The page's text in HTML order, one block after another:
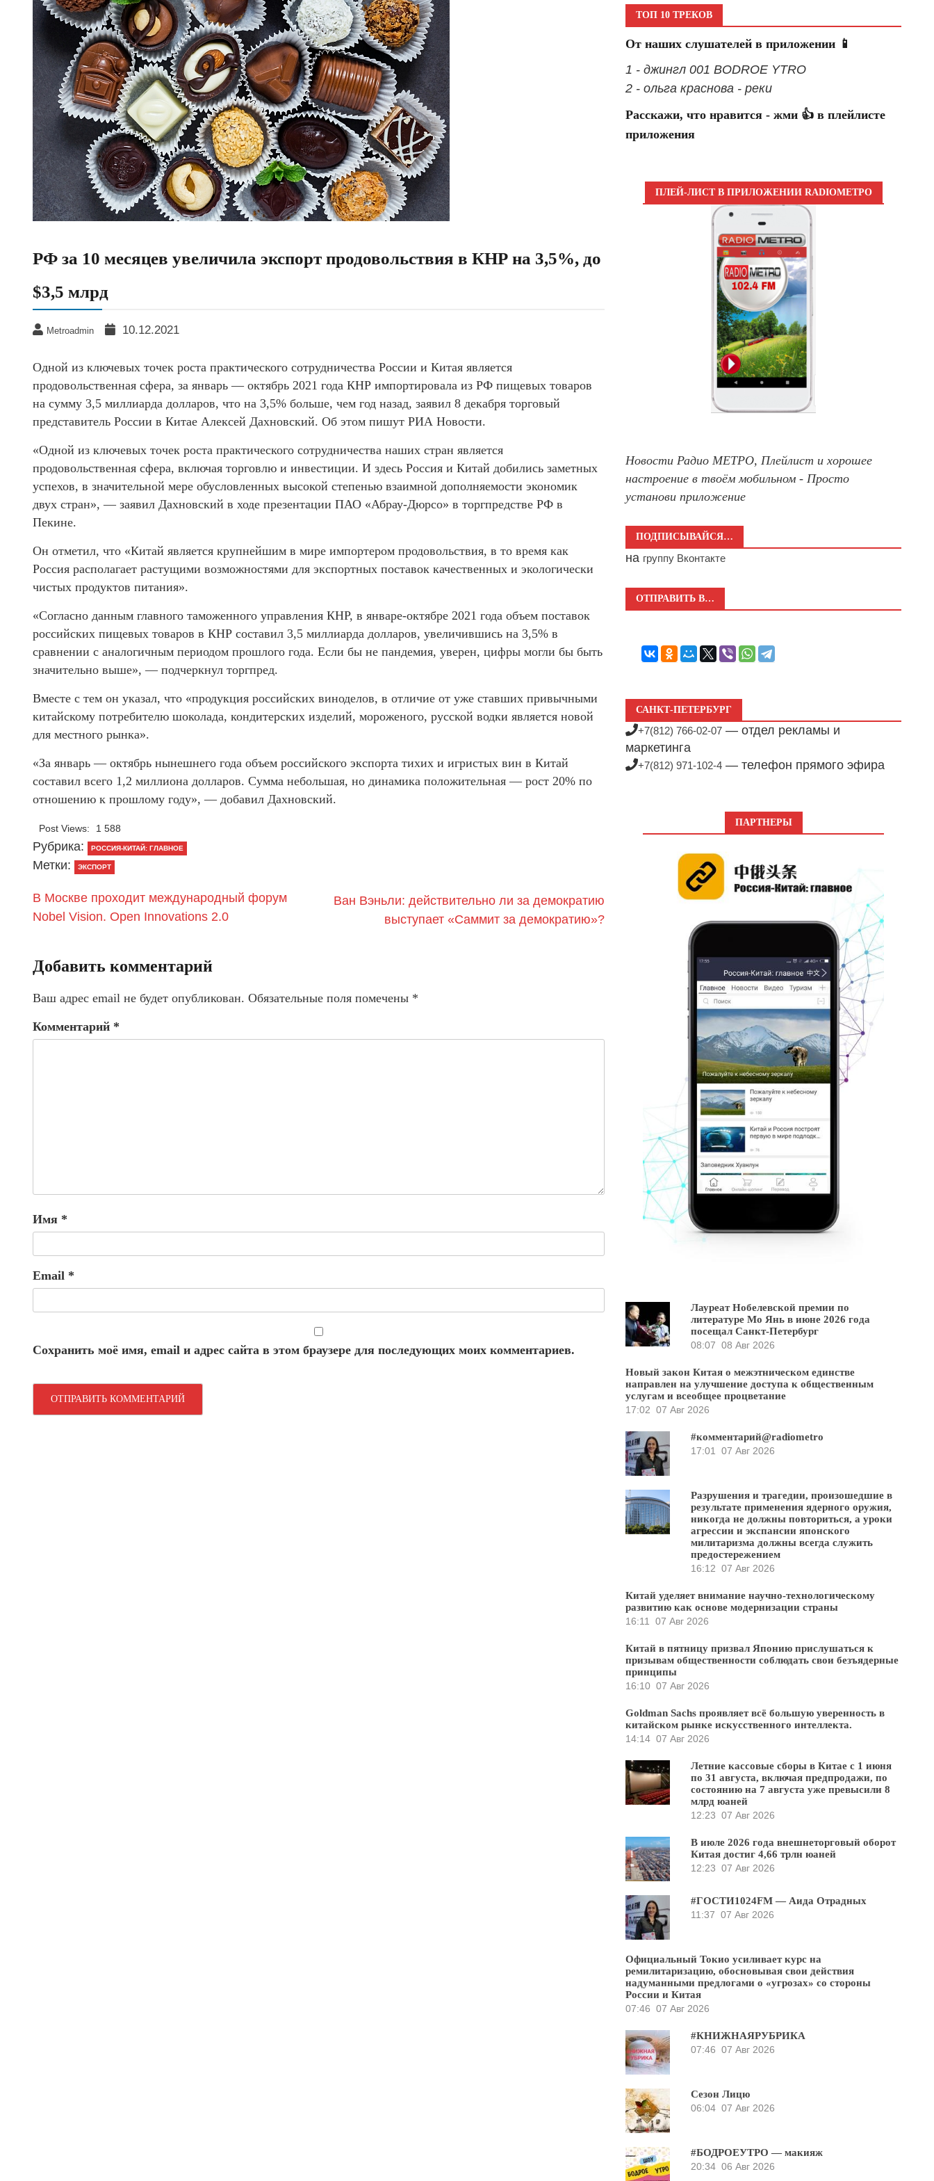
РФ за 10 месяцев увеличила экспорт продовольствия в КНР на 3,5%, до
$3,5 млрд
Metroadmin 10.12.2021
Одной из ключевых точек роста практического сотрудничества России и Китая является
продовольственная сфера, за январь — октябрь 2021 года КНР импортировала из РФ пищевых товаров
на сумму 3,5 миллиарда долларов, что на 3,5% больше, чем год назад, заявил 8 декабря торговый
представитель России в Китае Алексей Дахновский. Об этом пишут РИА Новости.
«Одной из ключевых точек роста практического сотрудничества наших стран является
продовольственная сфера, включая торговлю и инвестиции. И здесь Россия и Китай добились заметных
успехов, в значительной мере обусловленных высокой степенью взаимной дополняемости экономик
двух стран», — заявил Дахновский в ходе презентации ПАО «Абрау-Дюрсо» в торгпредстве РФ в
Пекине.
Он отметил, что «Китай является крупнейшим в мире импортером продовольствия, в то время как
Россия располагает растущими возможностями для экспортных поставок качественных и экологически
чистых продуктов питания».
«Согласно данным главного таможенного управления КНР, в январе-октябре 2021 года объем поставок
российских пищевых товаров в КНР составил 3,5 миллиарда долларов, увеличившись на 3,5% в
сравнении с аналогичным периодом прошлого года. Если бы не пандемия, уверен, цифры могли бы быть
значительно выше», — подчеркнул торгпред.
Вместе с тем он указал, что «продукция российских виноделов, в отличие от уже ставших привычными
китайскому потребителю шоколада, кондитерских изделий, мороженого, русской водки является новой
для местного рынка».
«За январь — октябрь нынешнего года объем российского экспорта тихих и игристых вин в Китай
составил всего 1,2 миллиона долларов. Сумма небольшая, но динамика положительная — рост 20% по
отношению к прошлому году», — добавил Дахновский.
Post Views: 1 588
Рубрика: РОССИЯ-КИТАЙ: ГЛАВНОЕ
Метки: ЭКСПОРТ
В Москве проходит международный форум
Nobel Vision. Open Innovations 2.0
Ван Вэньли: действительно ли за демократию
выступает «Саммит за демократию»?
Добавить комментарий
Ваш адрес email не будет опубликован. Обязательные поля помечены *
Комментарий *
Имя *
Email *
Сохранить моё имя, email и адрес сайта в этом браузере для последующих моих комментариев.
ТОП 10 ТРЕКОВ
От наших слушателей в приложении 📱
1 - джингл 001 BODROE YTRO
2 - ольга краснова - реки
Расскажи, что нравится - жми 👍 в плейлисте
приложения
ПЛЕЙ-ЛИСТ В ПРИЛОЖЕНИИ RADIOМЕТРО
Новости Радио МЕТРО, Плейлист и хорошее
настроение в твоём мобильном - Просто
установи приложение
ПОДПИСЫВАЙСЯ…
на группу Вконтакте
ОТПРАВИТЬ В…
САНКТ-ПЕТЕРБУРГ
+7(812) 766-02-07 — отдел рекламы и
маркетинга
+7(812) 971-102-4 — телефон прямого эфира
ПАРТНЕРЫ
Лауреат Нобелевской премии по
литературе Мо Янь в июне 2026 года
посещал Санкт-Петербург
08:07 08 Авг 2026
Новый закон Китая о межэтническом единстве
направлен на улучшение доступа к общественным
услугам и всеобщее процветание
17:02 07 Авг 2026
#комментарий@radiometro
17:01
07 Авг 2026
Разрушения и трагедии, произошедшие в
результате применения ядерного оружия,
никогда не должны повториться, а уроки
агрессии и экспансии японского
милитаризма должны всегда служить
предостережением
16:12 07 Авг 2026
Китай уделяет внимание научно-технологическому
развитию как основе модернизации страны
16:11
07 Авг 2026
Китай в пятницу призвал Японию прислушаться к
призывам общественности соблюдать свои безъядерные
принципы
16:10 07 Авг 2026
Goldman Sachs проявляет всё большую уверенность в
китайском рынке искусственного интеллекта.
14:14 07 Авг 2026
Летние кассовые сборы в Китае с 1 июня
по 31 августа, включая предпродажи, по
состоянию на 7 августа уже превысили 8
млрд юаней
12:23 07 Авг 2026
В июле 2026 года внешнеторговый оборот
Китая достиг 4,66 трлн юаней
12:23 07 Авг 2026
#ГОСТИ1024FM — Аида Отрадных
11:37 07 Авг 2026
Официальный Токио усиливает курс на
ремилитаризацию, обосновывая свои действия
надуманными предлогами о «угрозах» со стороны
России и Китая
07:46 07 Авг 2026
#КНИЖНАЯРУБРИКА
07:46 07 Авг 2026
Сезон Лицю
06:04 07 Авг 2026
#БОДРОЕУТРО — макияж
20:34 06 Авг 2026